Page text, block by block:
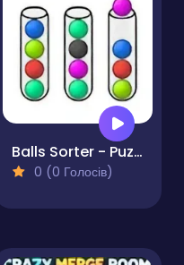
Balls Sorter - Puzzle
0 (0 Голосів)